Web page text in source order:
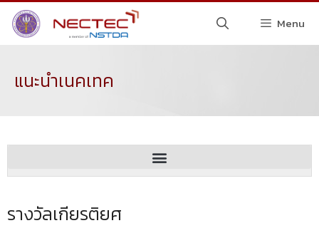
Menu
แนะนำเนคเทค
รางวัลเกียรติยศ